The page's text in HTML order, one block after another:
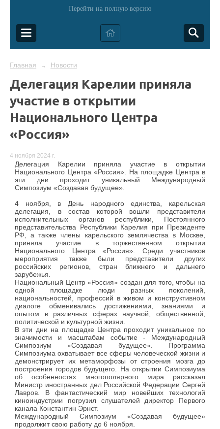
Перейти на полную версию
Главная → Новости
Делегация Карелии приняла
участие в открытии
Национального Центра
«Россия»
4 ноября 2024 г.
Делегация Карелии приняла участие в открытии
Национального Центра «Россия». На площадке Центра в
эти дни проходит уникальный Международный
Симпозиум «Создавая будущее».
4 ноября, в День народного единства, карельская
делегация, в состав которой вошли представители
исполнительных органов республики, Постоянного
представительства Республики Карелия при Президенте
РФ, а также члены карельского землячества в Москве,
приняла участие в торжественном открытии
Национального Центра «Россия». Среди участников
мероприятия также были представители других
российских регионов, стран ближнего и дальнего
зарубежья.
Национальный Центр «Россия» создан для того, чтобы на
одной площадке люди разных поколений,
национальностей, профессий в живом и конструктивном
диалоге обменивались достижениями, знаниями и
опытом в различных сферах научной, общественной,
политической и культурной жизни.
В эти дни на площадке Центра проходит уникальное по
значимости и масштабам событие - Международный
Симпозиум «Создавая будущее». Программа
Симпозиума охватывает все сферы человеческой жизни и
демонстрирует их метаморфозы от строения мозга до
построения городов будущего. На открытии Симпозиума
об особенностях многополярного мира рассказал
Министр иностранных дел Российской Федерации Сергей
Лавров. В фантастический мир новейших технологий
киноиндустрии погрузил слушателей директор Первого
канала Константин Эрнст.
Международный Симпозиум «Создавая будущее»
продолжит свою работу до 6 ноября.